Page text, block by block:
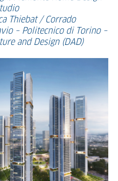
Thiebat / Corrado
– Politecnico di Torino –
and Design (DAD)